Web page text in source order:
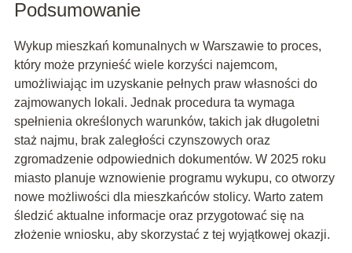
Podsumowanie
Wykup mieszkań komunalnych w Warszawie to proces,
który może przynieść wiele korzyści najemcom,
umożliwiając im uzyskanie pełnych praw własności do
zajmowanych lokali. Jednak procedura ta wymaga
spełnienia określonych warunków, takich jak długoletni
staż najmu, brak zaległości czynszowych oraz
zgromadzenie odpowiednich dokumentów. W 2025 roku
miasto planuje wznowienie programu wykupu, co otworzy
nowe możliwości dla mieszkańców stolicy. Warto zatem
śledzić aktualne informacje oraz przygotować się na
złożenie wniosku, aby skorzystać z tej wyjątkowej okazji.